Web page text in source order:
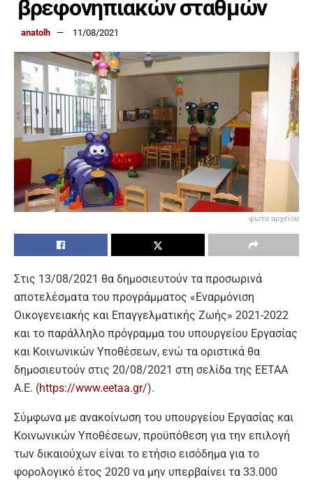
βρεφονηπιακών σταθμών
anatolh 11/08/2021
φωτο αρχείου
Στις 13/08/2021 θα δημοσιευτούν τα προσωρινά
αποτελέσματα του προγράμματος «Εναρμόνιση
Οικογενειακής και Επαγγελματικής Ζωής» 2021-2022
και το παράλληλο πρόγραμμα του υπουργείου Εργασίας
και Κοινωνικών Υποθέσεων, ενώ τα οριστικά θα
δημοσιευτούν στις 20/08/2021 στη σελίδα της ΕΕΤΑΑ
Α.Ε. (https://www.eetaa.gr/).
Σύμφωνα με ανακοίνωση του υπουργείου Εργασίας και
Κοινωνικών Υποθέσεων, προϋπόθεση για την επιλογή
των δικαιούχων είναι το ετήσιο εισόδημα για το
φορολογικό έτος 2020 να μην υπερβαίνει τα 33.000